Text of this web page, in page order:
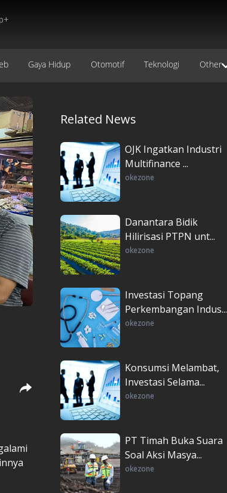
Gaya Hidup Otomotif Teknologi Other
Related News
OJK Ingatkan Industri
Multifinance ...
okezone
Danantara Bidik
Hilirisasi PTPN unt...
okezone
Investasi Topang
Perkembangan Indus...
okezone
Konsumsi Melambat,
Investasi Selama...
okezone
PT Timah Buka Suara
Soal Aksi Masya...
okezone